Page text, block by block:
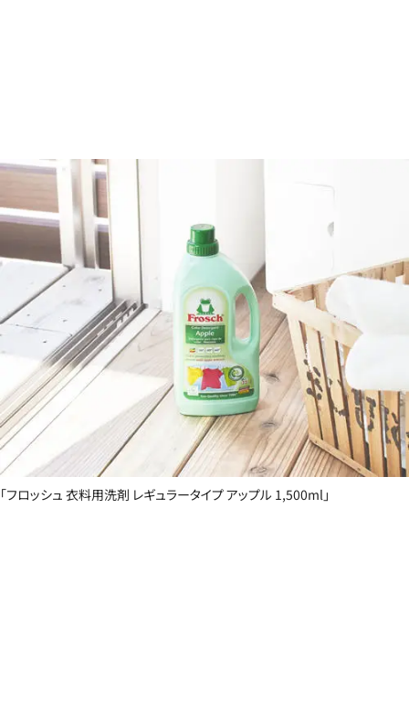
「フロッシュ 衣料用洗剤 レギュラータイプ アップル 1,500ml」